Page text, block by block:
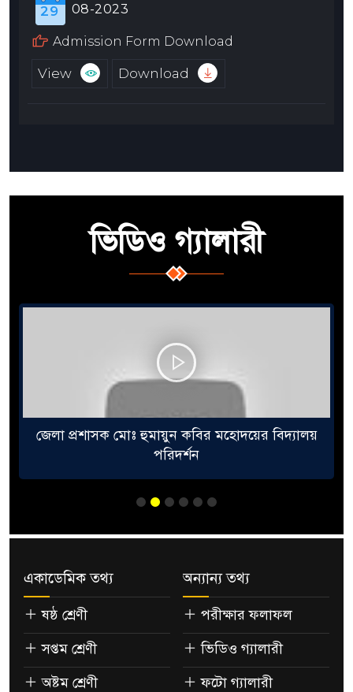
29 08-2023
Admission Form Download
View Download
ভিডিও গ্যালারী
জেলা প্রশাসক মোঃ হুমায়ুন কবির মহোদয়ের বিদ্যালয়
পরিদর্শন
একাডেমিক তথ্য
ষষ্ঠ শ্রেণী
সপ্তম শ্রেণী
অষ্টম শ্রেণী
অন্যান্য তথ্য
পরীক্ষার ফলাফল
ভিডিও গ্যালারী
ফটো গ্যালারী